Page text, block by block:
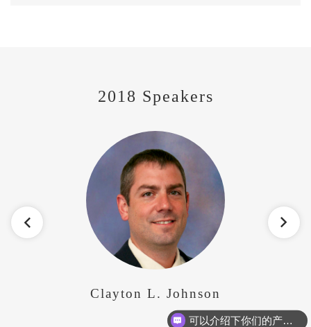
2018 Speakers
Clayton L. Johnson
可以介绍下你们的产品么